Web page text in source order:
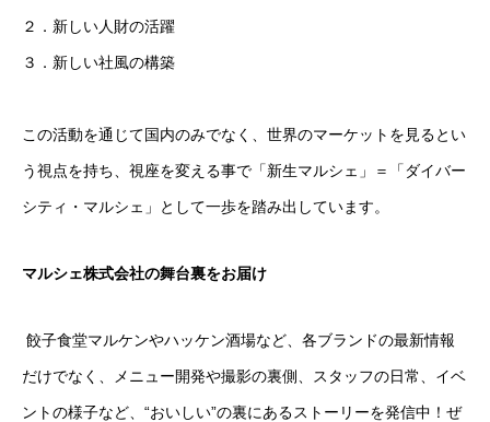
２．新しい人財の活躍
３．新しい社風の構築
この活動を通じて国内のみでなく、世界のマーケットを見るとい
う視点を持ち、視座を変える事で「新生マルシェ」＝「ダイバー
シティ・マルシェ」として一歩を踏み出しています。
マルシェ株式会社の舞台裏をお届け
餃子食堂マルケンやハッケン酒場など、各ブランドの最新情報
だけでなく、メニュー開発や撮影の裏側、スタッフの日常、イベ
ントの様子など、“おいしい”の裏にあるストーリーを発信中！ぜ